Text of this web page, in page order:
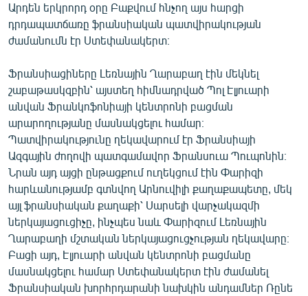
Հայերեն
Русский
ՀԵՏԵՎԵՔ ՄԵԶ
«Ազատության» բոլոր կայքերը
Արդեն երկրորդ օրը Բաքվում հնչող այս հարցի
դրդապատճառը ֆրանսիական պատվիրակության
ժամանումն էր Ստեփանակերտ։
Ֆրանսիացիները Լեռնային Ղարաբաղ էին մեկնել
շաբաթասկզբին՝ այստեղ հիմնադրված Պոլ Էլյուարի
անվան Ֆրանկոֆոնիայի կենտրոնի բացման
արարողությանը մասնակցելու համար։
Պատվիրակությունը ղեկավարում էր Ֆրանսիայի
Ազգային ժողովի պատգամավոր Ֆրանսուա Պուպոնին։
Նրան այդ այցի ընթացքում ուղեկցում էին Փարիզի
հարևանությամբ գտնվող Արնուվիլի քաղաքապետը, մեկ
այլ ֆրանսիական քաղաքի՝ Սարսելի վարչակազմի
ներկայացուցիչը, ինչպես նաև Փարիզում Լեռնային
Ղարաբաղի մշտական ներկայացուցչության ղեկավարը։
Բացի այդ, Էլյուարի անվան կենտրոնի բացմանը
մասնակցելու համար Ստեփանակերտ էին ժամանել
Ֆրանսիական խորհրդարանի նախկին անդամներ Ռընե